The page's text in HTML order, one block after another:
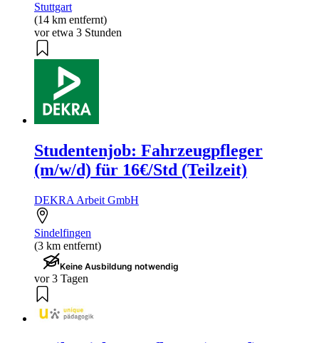
Stuttgart
(14 km entfernt)
vor etwa 3 Stunden
Studentenjob: Fahrzeugpfleger
(m/w/d) für 16€/Std (Teilzeit)
DEKRA Arbeit GmbH
Sindelfingen
(3 km entfernt)
Keine Ausbildung notwendig
vor 3 Tagen